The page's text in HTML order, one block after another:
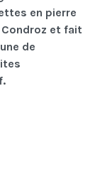
en pierre
Condroz et fait
de